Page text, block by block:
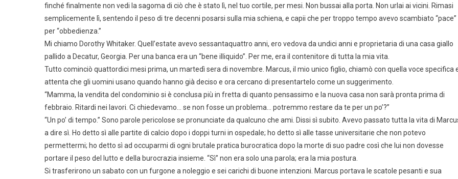
finché finalmente non vedi la sagoma di ciò che è stato lì, nel tuo cortile, per mesi. Non bussai alla porta. Non urlai ai vicini. Rimasi
semplicemente lì, sentendo il peso di tre decenni posarsi sulla mia schiena, e capii che per troppo tempo avevo scambiato “pace”
per “obbedienza.”
Mi chiamo Dorothy Whitaker. Quell’estate avevo sessantaquattro anni, ero vedova da undici anni e proprietaria di una casa giallo
pallido a Decatur, Georgia. Per una banca era un “bene illiquido”. Per me, era il contenitore di tutta la mia vita.
Tutto cominciò quattordici mesi prima, un martedì sera di novembre. Marcus, il mio unico figlio, chiamò con quella voce specifica
attenta che gli uomini usano quando hanno già deciso e ora cercano di presentartelo come un suggerimento.
“Mamma, la vendita del condominio si è conclusa più in fretta di quanto pensassimo e la nuova casa non sarà pronta prima di
febbraio. Ritardi nei lavori. Ci chiedevamo… se non fosse un problema… potremmo restare da te per un po’?”
“Un po’ di tempo.” Sono parole pericolose se pronunciate da qualcuno che ami. Dissi sì subito. Avevo passato tutta la vita di
a dire sì. Ho detto sì alle partite di calcio dopo i doppi turni in ospedale; ho detto sì alle tasse universitarie che non potevo
permettermi; ho detto sì ad occuparmi di ogni brutale pratica burocratica dopo la morte di suo padre così che lui non dovesse
portare il peso del lutto e della burocrazia insieme. “Sì” non era solo una parola; era la mia postura.
Si trasferirono un sabato con un furgone a noleggio e sei carichi di buone intenzioni. Marcus portava le scatole pesanti e sua